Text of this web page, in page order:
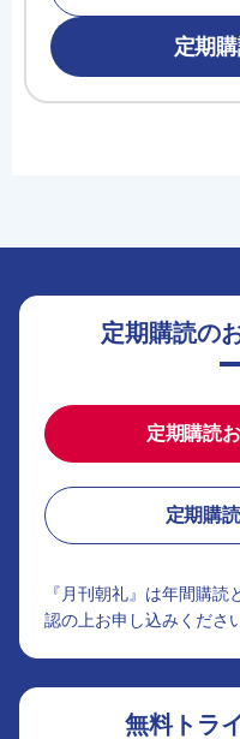
定期
定期購読の
定期購読
定期購
『月刊朝礼』は年間購
認の上お申し込みくださ
無料トラ